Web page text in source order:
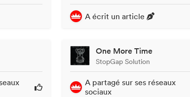
A écrit un article
One More Time
StopGap Solution
A partagé sur ses réseaux
sociaux